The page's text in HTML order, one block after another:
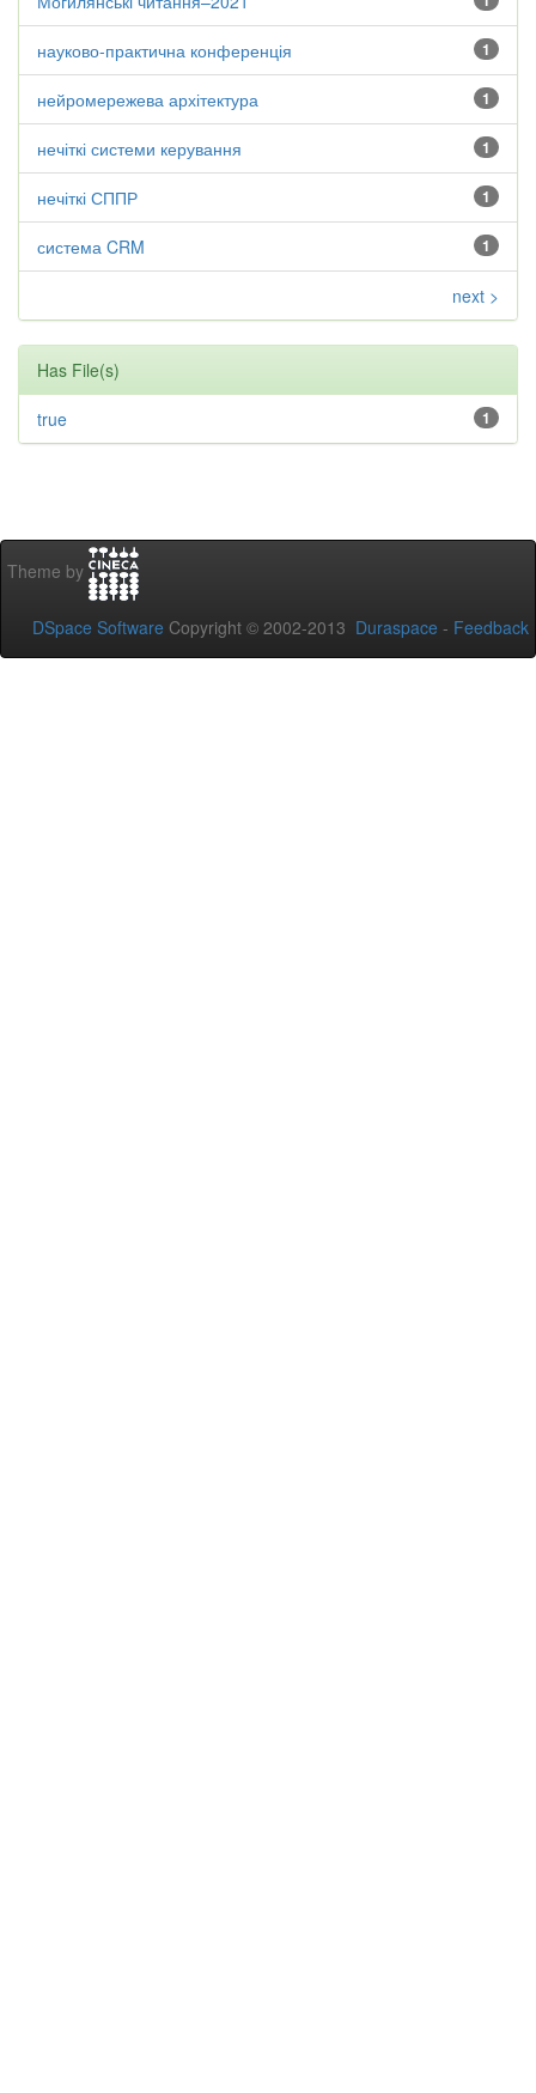
1
науково-практична конференція
1
нейромережева архітектура
1
нечіткі системи керування
1
нечіткі СППР
1
система CRM
next >
Has File(s)
1
true
Theme by
DSpace Software Copyright © 2002-2013 Duraspace - Feedback